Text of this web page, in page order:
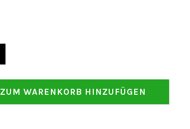
ZUM WARENKORB HINZUFÜGEN